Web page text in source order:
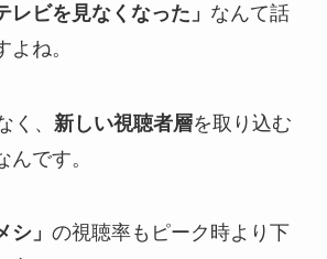
レビを見なくなった」 なんて話
ね。
く、 新しい視聴者層を取り込む
です。
シ」 の視聴率もピーク時より下